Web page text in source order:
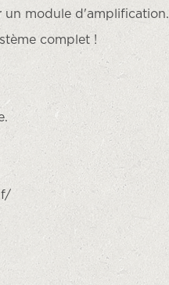
un module d'amplification.
complet !